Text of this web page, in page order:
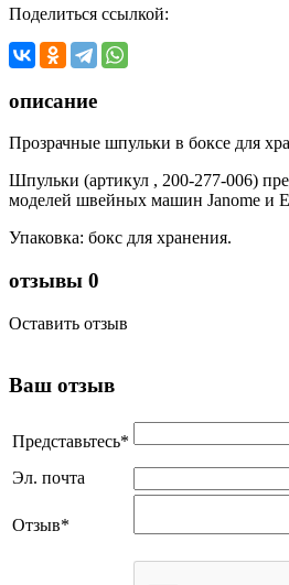
Поделиться ссылкой:
описание
Прозрачные шпульки в боксе для
Шпульки (артикул , 200-277-006)
моделей швейных машин Janome и
Упаковка: бокс для хранения.
отзывы 0
Оставить отзыв
Ваш отзыв
Представьтесь*
Эл. почта
Отзыв*